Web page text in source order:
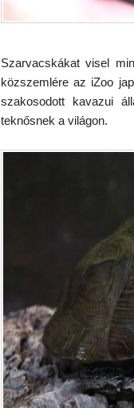
Szarvacskákat visel
közszemlére az iZoo
szakosodott kavazui
teknősnek a világon.